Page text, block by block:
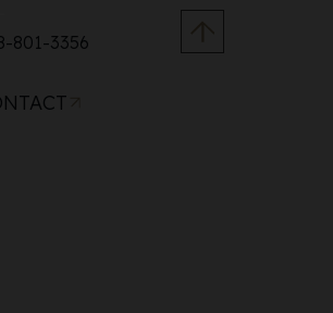
801-3356